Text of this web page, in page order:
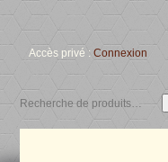
Accès privé :Connexion